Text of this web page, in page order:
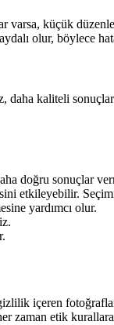
küçük
olur, böylece
kaliteli
doğru sonuçlar
etkileyebilir.
yardımcı olur.
içeren
etik